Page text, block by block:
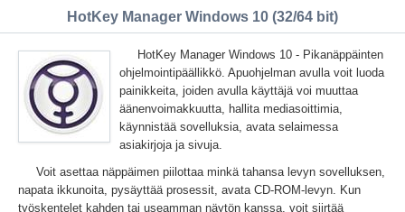
HotKey Manager Windows 10 (32/64 bit)
HotKey Manager Windows 10 - Pikanäppäinten
ohjelmointipäällikkö. Apuohjelman avulla voit luoda
painikkeita, joiden avulla käyttäjä voi muuttaa
äänenvoimakkuutta, hallita mediasoittimia,
käynnistää sovelluksia, avata selaimessa
asiakirjoja ja sivuja.
Voit asettaa näppäimen piilottaa minkä tahansa levyn sovelluksen,
napata ikkunoita, pysäyttää prosessit, avata CD-ROM-levyn. Kun
työskentelet kahden tai useamman näytön kanssa, voit siirtää